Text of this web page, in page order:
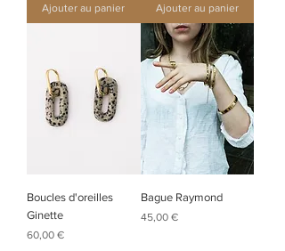
Ajouter au panier Ajouter au panier
Boucles d'oreilles
Ginette
Prix
60,00 €
Bague Raymond
Prix
45,00 €